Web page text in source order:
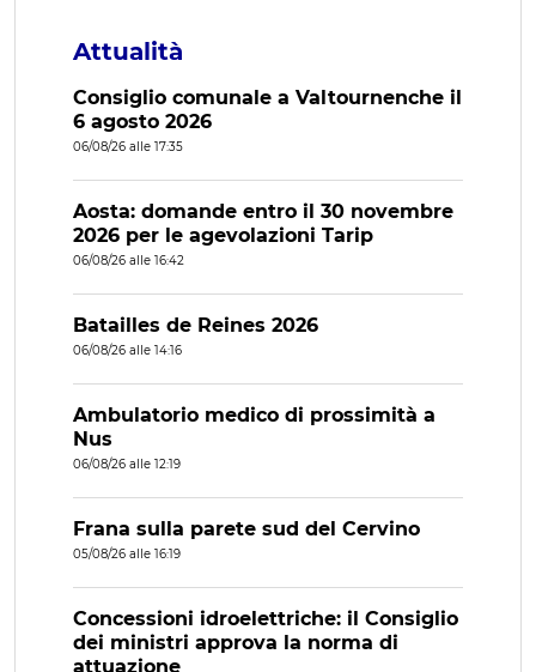
Attualità
Consiglio comunale a Valtournenche il
6 agosto 2026
06/08/26 alle 17:35
Aosta: domande entro il 30 novembre
2026 per le agevolazioni Tarip
06/08/26 alle 16:42
Batailles de Reines 2026
06/08/26 alle 14:16
Ambulatorio medico di prossimità a
Nus
06/08/26 alle 12:19
Frana sulla parete sud del Cervino
05/08/26 alle 16:19
Concessioni idroelettriche: il Consiglio
dei ministri approva la norma di
attuazione